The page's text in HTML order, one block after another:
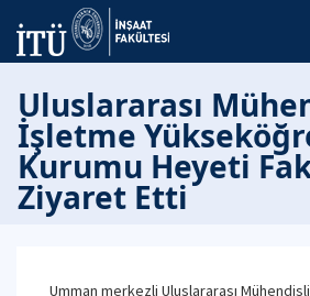
Uluslararası
İşletme
Kurumu Heyeti
Ziyaret Etti
Umman merkezli Uluslararası